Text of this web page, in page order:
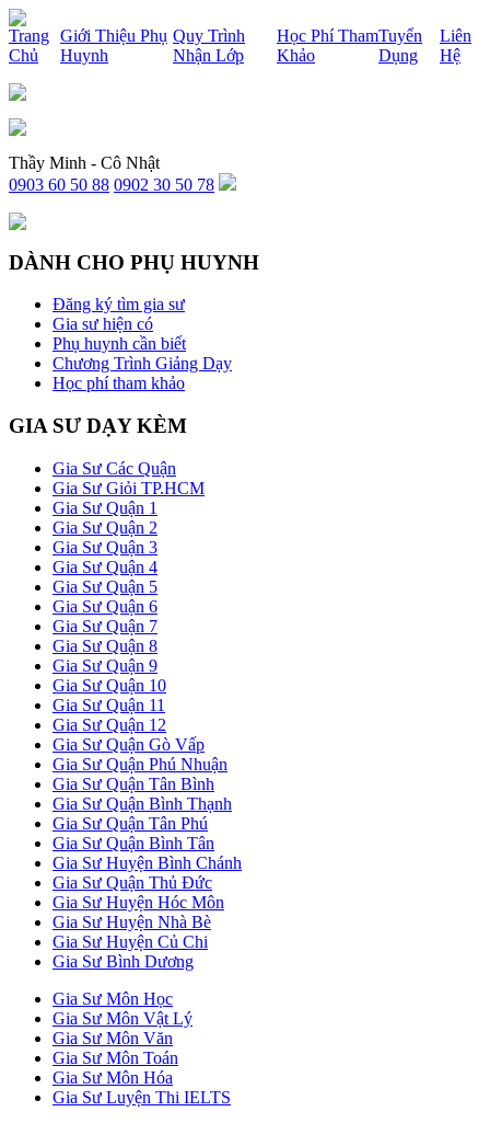
x
Trang
Chủ
Giới Thiệu Phụ
Huynh
Quy Trình
Nhận Lớp
Học Phí Tham
Khảo
Tuyển
Dụng
Liên
Hệ
Thầy Minh - Cô Nhật
0903 60 50 88 0902 30 50 78
DÀNH CHO PHỤ HUYNH
Đăng ký tìm gia sư
Gia sư hiện có
Phụ huynh cần biết
Chương Trình Giảng Dạy
Học phí tham khảo
GIA SƯ DẠY KÈM
Gia Sư Các Quận
Gia Sư Giỏi TP.HCM
Gia Sư Quận 1
Gia Sư Quận 2
Gia Sư Quận 3
Gia Sư Quận 4
Gia Sư Quận 5
Gia Sư Quận 6
Gia Sư Quận 7
Gia Sư Quận 8
Gia Sư Quận 9
Gia Sư Quận 10
Gia Sư Quận 11
Gia Sư Quận 12
Gia Sư Quận Gò Vấp
Gia Sư Quận Phú Nhuận
Gia Sư Quận Tân Bình
Gia Sư Quận Bình Thạnh
Gia Sư Quận Tân Phú
Gia Sư Quận Bình Tân
Gia Sư Huyện Bình Chánh
Gia Sư Quận Thủ Đức
Gia Sư Huyện Hóc Môn
Gia Sư Huyện Nhà Bè
Gia Sư Huyện Củ Chi
Gia Sư Bình Dương
Gia Sư Môn Học
Gia Sư Môn Vật Lý
Gia Sư Môn Văn
Gia Sư Môn Toán
Gia Sư Môn Hóa
Gia Sư Luyện Thi IELTS